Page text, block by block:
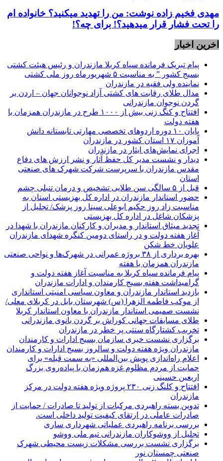
مهدی فخیم زاده نوشت: من را تهدید میکنید؟ خانواده ام
را‌ تحت فشار قرار میدهید؟! برای چه؟!
اخرین اخبار
پیام تبریک فرمانده سپاه کربلا مازندران و رئیس هیئت کشتی
بسیج کشور ” به مناسبت ۵ شهریورماه روز ملی کشتی
نماينده ولی فقیه در مازندران
مدال طلای رقابت های کشتی آزاد نوجوانان جهان – اردن بر
گردن نوجوان مازندرانی
افتتاح و کنگ زنی بیش از ۱۰۰۰ طرح در مازندران همزمان با
هفته دولت
پایان ۱۰ دوره اردوهای تخصصی مهارتی تابستانه دانش
آموزان ۱۷ استان کشور در مازندران
اجرای نمایش‌های ایثار در مازندران
دیدار و نشست مدیر کل حفظ آثار و نشر ارزش های دفاع
مقدس مازندران با سرپرست شرکت شهرک های صنعتی
استان
قبل از ۵ سالگی سن طلایی تشخیص و درمان تنبلی چشم
حضور استاندار مازندران در اداره کل بهزیستی استان به
مناسبت زاد روز حکیم ابوعلی سینا روز پزشک/ تجلیل از
پزشکان شاغل در اداره کل بهزیستی
تجدید میثاق استاندار و مدیران و کارکنان مازندران با شهدا در
آغاز هفته دولت و در راستای دومین کنگره شهدای مازندران
علویان خط شکن
بهره برداری از ۳۸ بروژه عمرانی در شهرک‌ها و نواحی صنعتی
مازندران همزمان با هفته
پیام فرمانده سپاه کربلا به مناسبت آغاز هفته دولت و
گرامیداشت هفته بسیج کارمندان و ادارات مازندران
بازدید استاندار مازندران و معاون سیاسی امنیتی استانداری
از موکب فاطمه الزهرا (س) شهرستان بابل در کربلای معلی/
نشست صمیمی استاندار مازندران با معاون استاندار کربلا
طلای مسابقات جهانی کوراش بر گردن بانوی مازندرانی
تخربب کشتارگاه سنتی پر خطر در مازندران
برگزاری نشست خبری سازمان بسیج ادارات و کارمندان
مازندران ویژه هفته دولت و سالروز بسیج ادارات و کارمندان
اعلام راه‌اندازی پویش بین‌المللی «به سمت قبله» برای
حمایت از مردم مظلوم غزه هم‌زمان با پیاده‌روی بزرگ
اربعین حسینی
افتتاح و کلنگ زنی ۲۳۰ پروژه ویژه هفته دولت در مرکز
مازندران
تدوین بسته راهبردی مرکبات از تولید تا صادرات / حمایت از
صادرات عاملی در ارتقای کیفیت تولید داخلی است.
بررسی برنامه راهبردی عملیاتی شهرداری ساری
تجلیل از ووشوکاران مازندرانی تیم ملی ووشو
برگزاری نشست بررسی مشکلات زیست محیطی شهرک
صنعتی چمستان نور